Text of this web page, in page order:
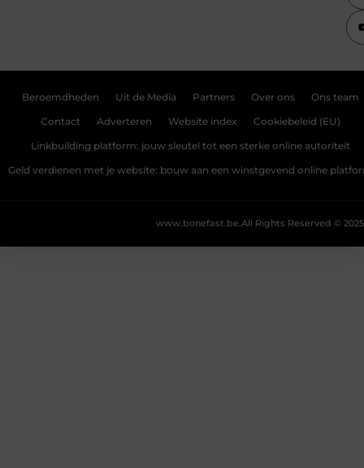
Beroemdheden Uit de Media Partners Over ons Ons team
Contact Adverteren Website index Cookiebeleid (EU)
Linkbuilding platform: jouw sleutel tot een sterke online autoriteit
Geld verdienen met je website: bouw aan een winstgevend online
All Rights Reserved © 2025
www.bonefast.be.